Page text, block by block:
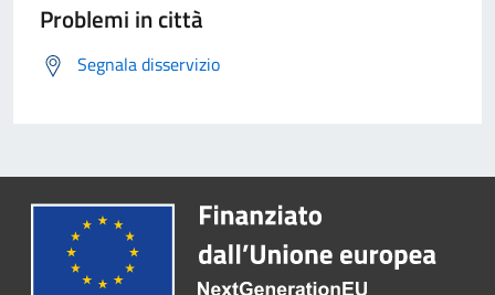
Problemi in città
Segnala disservizio